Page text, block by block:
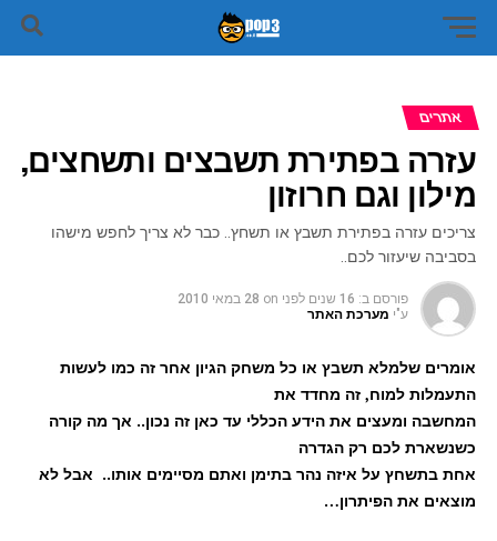
אתרים
עזרה בפתירת תשבצים ותשחצים,
מילון וגם חרוזון
צריכים עזרה בפתירת תשבץ או תשחץ.. כבר לא צריך לחפש מישהו
בסביבה שיעזור לכם..
פורסם ב: 16 שנים לפני on 28 במאי 2010
ע"י מערכת האתר
אומרים שלמלא תשבץ או כל משחק הגיון אחר זה כמו לעשות
התעמלות למוח, זה מחדד את
המחשבה ומעצים את הידע הכללי עד כאן זה נכון.. אך מה קורה
כשנשארת לכם רק הגדרה
אחת בתשחץ על איזה נהר בתימן ואתם מסיימים אותו.. אבל לא
מוצאים את הפיתרון…